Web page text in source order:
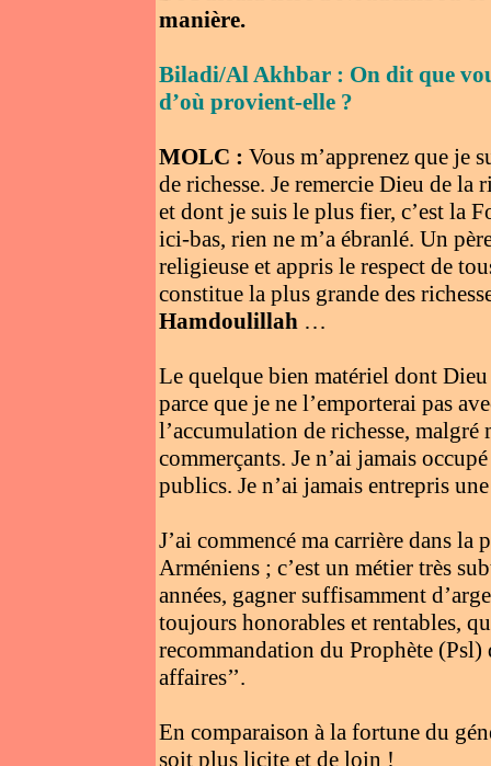
manière.
Biladi/Al Akhbar : On dit que
d’où provient-elle ?
MOLC : Vous m’apprenez que je
de richesse. Je remercie Dieu de la
et dont je suis le plus fier, c’est la
ici-bas, rien ne m’a ébranlé. Un
religieuse et appris le respect de
constitue la plus grande des
Hamdoulillah …
Le quelque bien matériel dont Dieu
parce que je ne l’emporterai pas
l’accumulation de richesse,
commerçants. Je n’ai jamais
publics. Je n’ai jamais entrepris
J’ai commencé ma carrière dans la
Arméniens ; c’est un métier très
années, gagner suffisamment
toujours honorables et rentables,
recommandation du Prophète (Psl)
affaires’’.
En comparaison à la fortune du
soit plus licite et de loin !